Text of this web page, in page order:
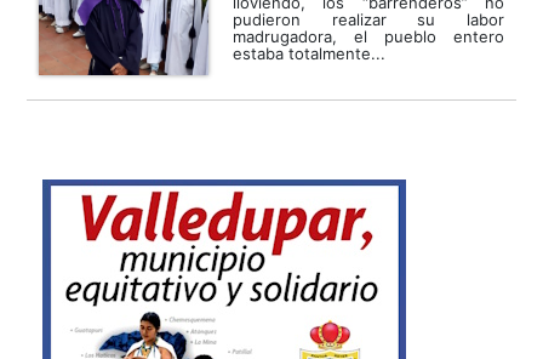
pudieron realizar su labor
madrugadora, el pueblo entero
estaba totalmente...